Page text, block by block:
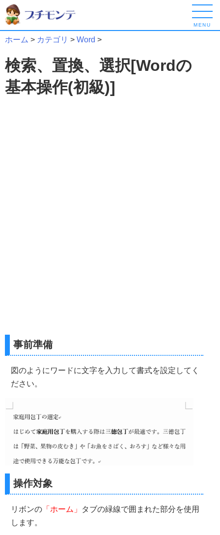
MENU
ホーム > カテゴリ > Word >
検索、置換、選択[Wordの
基本操作(初級)]
事前準備
図のようにワードに文字を入力して書式を設定してく
ださい。
操作対象
リボンの 「ホーム」
タブの緑線で囲まれた部分を使用
します。